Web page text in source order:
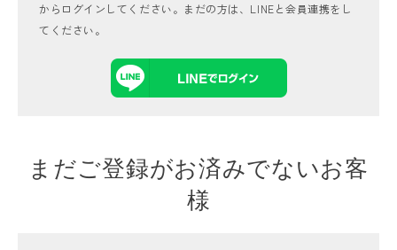
からログインしてください。まだの方は、 LINEと会員連携をし
てください。
まだご登録がお済みでないお客
様